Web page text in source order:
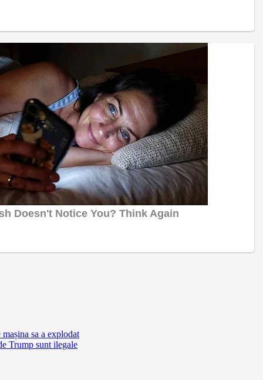
sa a explodat
Trump sunt ilegale